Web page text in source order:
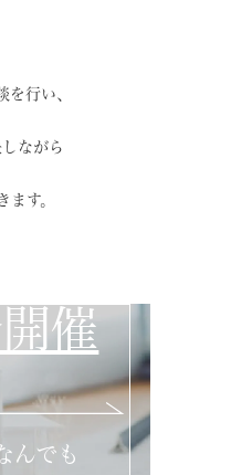
を行い、
ながら
ます。
催
んでも